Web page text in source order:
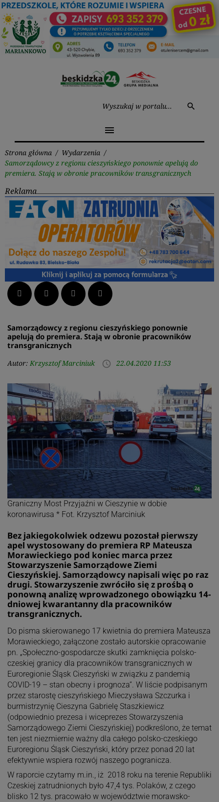
Przejdź
do
treści
search
menu
Strona główna / Wydarzenia /
Samorządowcy z regionu cieszyńskiego ponownie apelują do
premiera. Stają w obronie pracowników transgranicznych
Reklama
Facebook Twitter LinkedIn Pinterest
Samorządowcy z regionu cieszyńskiego ponownie
apelują do premiera. Stają w obronie pracowników
transgranicznych
Autor: Krzysztof Marciniuk access_time 22.04.2020 11:53
Graniczny Most Przyjaźni w Cieszynie w dobie
koronawirusa * Fot. Krzysztof Marciniuk
Bez jakiegokolwiek odzewu pozostał pierwszy
apel wystosowany do premiera RP Mateusza
Morawieckiego pod koniec marca przez
Stowarzyszenie Samorządowe Ziemi
Cieszyńskiej. Samorządowcy napisali więc po raz
drugi. Stowarzyszenie zwróciło się z prośbą o
ponowną analizę wprowadzonego obowiązku 14-
dniowej kwarantanny dla pracowników
transgranicznych.
Do pisma skierowanego 17 kwietnia do premiera Mateusza
Morawieckiego, załączone zostało autorskie opracowanie
pn. „Społeczno-gospodarcze skutki zamknięcia polsko-
czeskiej granicy dla pracowników transgranicznych w
Euroregionie Śląsk Cieszyński w związku z pandemią
COVID-19 – stan obecny i prognoza”. W liście podpisanym
przez starostę cieszyńskiego Mieczysława Szczurka i
burmistrzynię Cieszyna Gabrielę Staszkiewicz
(odpowiednio prezesa i wiceprezes Stowarzyszenia
Samorządowego Ziemi Cieszyńskiej) podkreślono, że temat
ten jest niezmiernie ważny dla całego polsko-czeskiego
Euroregionu Śląsk Cieszyński, który przez ponad 20 lat
efektywnie wspiera rozwój naszego pogranicza.
W raporcie czytamy m.in., iż 2018 roku na terenie Republiki
Czeskiej zatrudnionych było 47,4 tys. Polaków, z czego
blisko 12 tys. pracowało w województwie morawsko-